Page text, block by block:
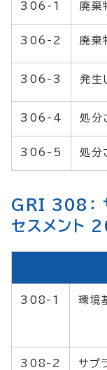
306-1 廃棄
306-2 廃棄
306-3 発生
306-4 処分
306-5 処分
GRI 308：
セスメント
308-1 環境
308-2 サプ